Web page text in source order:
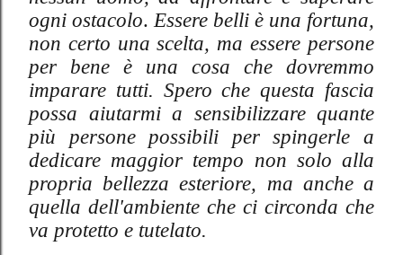
ogni ostacolo.Essere belli è una fortuna,
non certo una scelta, ma essere persone
per bene è una cosa che dovremmo
imparare tutti. Spero che questa fascia
possa aiutarmi a sensibilizzare quante
più persone possibili per spingerle a
dedicare maggior tempo non solo alla
propria bellezza esteriore, ma anche a
quella dell'ambiente che ci circonda che
va protetto e tutelato.